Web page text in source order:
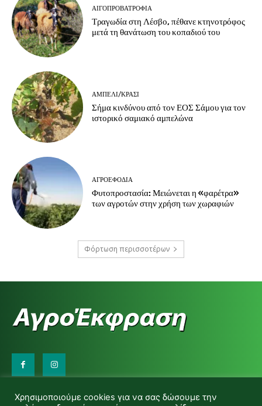
ΑΙΓΟΠΡΟΒΑΤΡΟΦΊΑ
Τραγωδία στη Λέσβο, πέθανε κτηνοτρόφος
μετά τη θανάτωση του κοπαδιού του
ΑΜΠΈΛΙ/ΚΡΑΣΊ
Σήμα κινδύνου από τον ΕΟΣ Σάμου για τον
ιστορικό σαμιακό αμπελώνα
ΑΓΡΟΕΦΌΔΙΑ
Φυτοπροστασία: Μειώνεται η «φαρέτρα»
των αγροτών στην χρήση των χωραφιών
Φόρτωση περισσοτέρων
d.makas@yahoo.gr
Χρησιμοποιούμε cookies για να σας δώσουμε την